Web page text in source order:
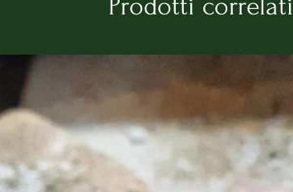
Prodotti correlati